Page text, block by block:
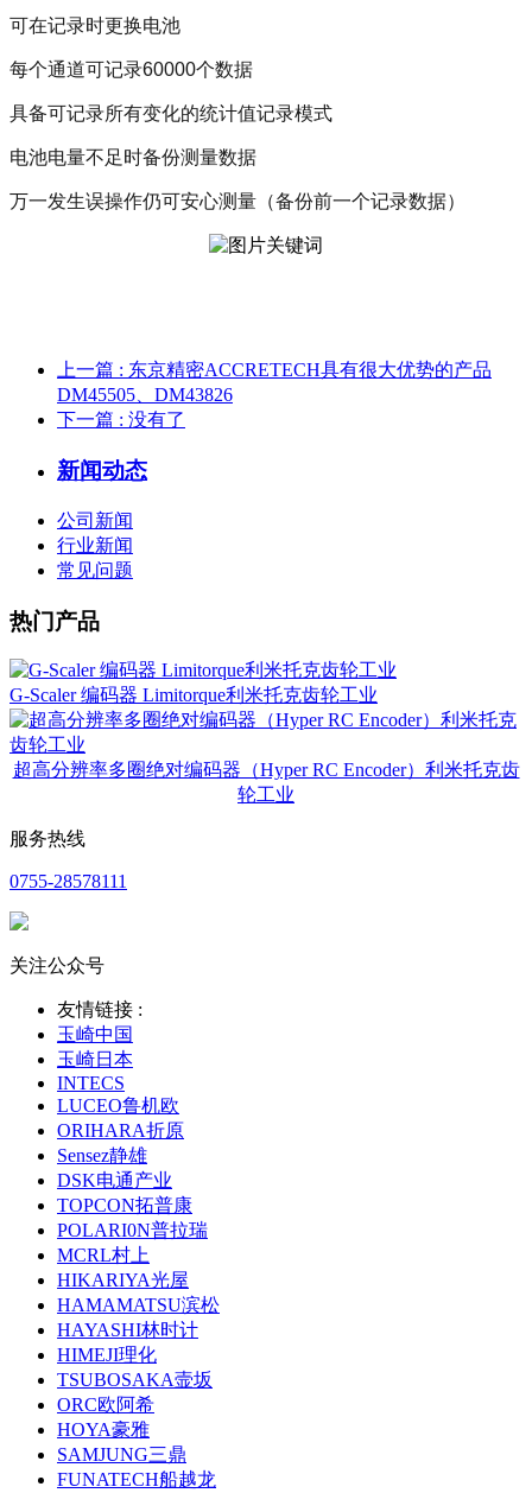
可在记录时更换电池
每个通道可记录60000个数据
具备可记录所有变化的统计值记录模式
电池电量不足时备份测量数据
万一发生误操作仍可安心测量（备份前一个记录数据）
上一篇 : 东京精密ACCRETECH具有很大优势的产品
DM45505、DM43826
下一篇 : 没有了
新闻动态
公司新闻
行业新闻
常见问题
热门产品
G-Scaler 编码器 Limitorque利米托克齿轮工业
超高分辨率多圈绝对编码器（Hyper RC Encoder）利米托克齿
轮工业
服务热线
0755-28578111
关注公众号
友情链接 :
玉崎中国
玉崎日本
INTECS
LUCEO鲁机欧
ORIHARA折原
Sensez静雄
DSK电通产业
TOPCON拓普康
POLARI0N普拉瑞
MCRL村上
HIKARIYA光屋
HAMAMATSU滨松
HAYASHI林时计
HIMEJI理化
TSUBOSAKA壸坂
ORC欧阿希
HOYA豪雅
SAMJUNG三鼎
FUNATECH船越龙